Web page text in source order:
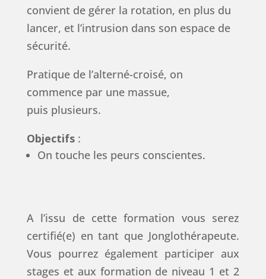
convient de gérer la rotation, en plus du
lancer, et l’intrusion dans son espace de
sécurité.
Pratique de l’alterné-croisé, on
commence par une massue,
puis plusieurs.
Objectifs:
On touche les peurs conscientes.
A l’issu de cette formation vous serez
certifié(e) en tant que Jonglothérapeute.
Vous pourrez également participer aux
stages et aux formation de niveau 1 et 2